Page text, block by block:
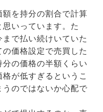
を持分の割合で計算
いっています。た
で払い続けいていた
価格設定で売買した
の価格の半額くらい
が低すぎるというこ
のではないか心配で